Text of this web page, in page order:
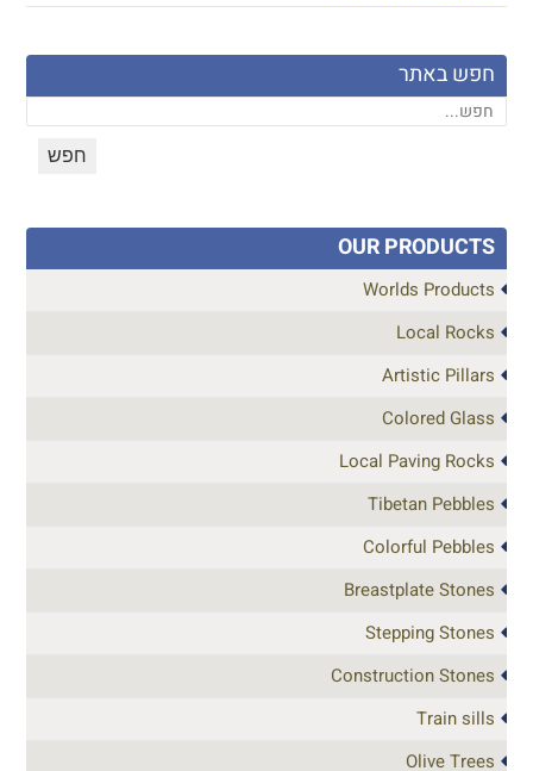
חפש באתר
OUR PRODUCTS
Worlds Products
Local Rocks
Artistic Pillars
Colored Glass
Local Paving Rocks
Tibetan Pebbles
Colorful Pebbles
Breastplate Stones
Stepping Stones
Construction Stones
Train sills
Olive Trees